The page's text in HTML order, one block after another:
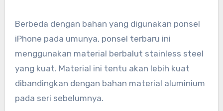
Berbeda dengan bahan yang digunakan ponsel
iPhone pada umunya, ponsel terbaru ini
menggunakan material berbalut stainless steel
yang kuat. Material ini tentu akan lebih kuat
dibandingkan dengan bahan material aluminium
pada seri sebelumnya.